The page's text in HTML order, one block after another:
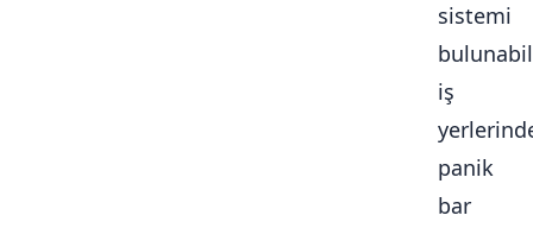
sistemi
iş
panik
bar